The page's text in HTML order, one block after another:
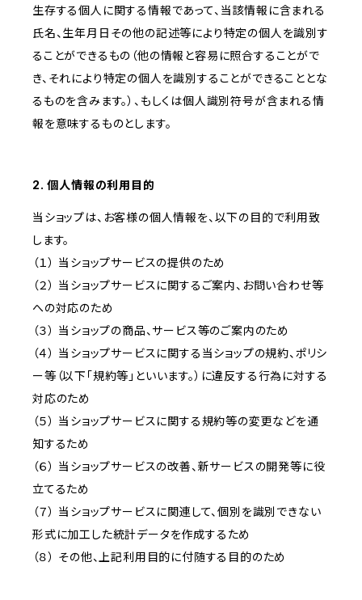
生存する個人に関する情報であって、当該情報に含まれる
氏名、生年月日その他の記述等により特定の個人を識別す
ることができるもの（他の情報と容易に照合することがで
き、それにより特定の個人を識別することができることとな
るものを含みます。）、もしくは個人識別符号が含まれる情
報を意味するものとします。
2. 個人情報の利用目的
当ショップは、お客様の個人情報を、以下の目的で利用致
します。
（１） 当ショップサービスの提供のため
（２） 当ショップサービスに関するご案内、お問い合わせ等
への対応のため
（３） 当ショップの商品、サービス等のご案内のため
（４） 当ショップサービスに関する当ショップの規約、ポリシ
ー等（以下「規約等」といいます。）に違反する行為に対する
対応のため
（５） 当ショップサービスに関する規約等の変更などを通
知するため
（６） 当ショップサービスの改善、新サービスの開発等に役
立てるため
（７） 当ショップサービスに関連して、個別を識別できない
形式に加工した統計データを作成するため
（８） その他、上記利用目的に付随する目的のため